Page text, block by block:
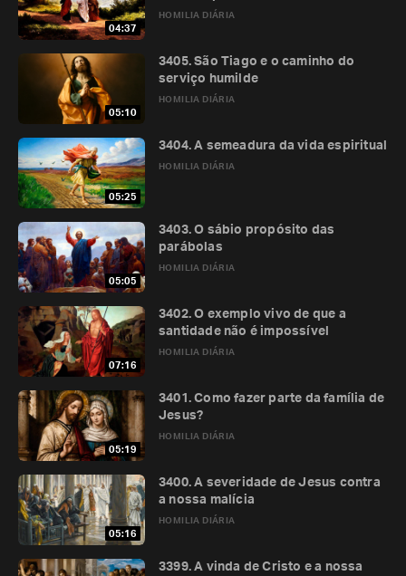
04:37
HOMILIA DIÁRIA
05:10
HOMILIA DIÁRIA
3405. São Tiago e o caminho do
serviço humilde
05:25
HOMILIA DIÁRIA
3404. A semeadura da vida espiritual
05:05
HOMILIA DIÁRIA
3403. O sábio propósito das
parábolas
07:16
HOMILIA DIÁRIA
3402. O exemplo vivo de que a
santidade não é impossível
05:19
HOMILIA DIÁRIA
3401. Como fazer parte da família de
Jesus?
05:16
HOMILIA DIÁRIA
3400. A severidade de Jesus contra
a nossa malícia
3399. A vinda de Cristo e a nossa